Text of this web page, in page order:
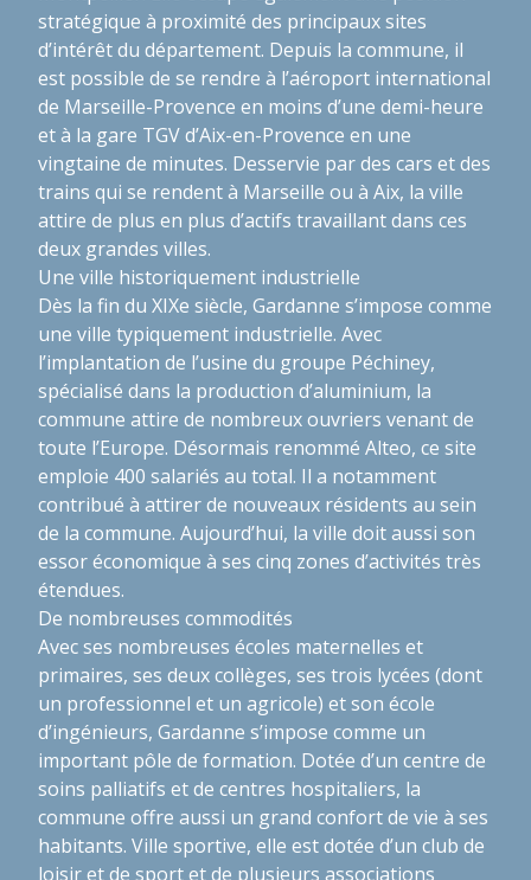
stratégique à proximité des principaux sites
d’intérêt du département. Depuis la commune, il
est possible de se rendre à l’aéroport international
de Marseille-Provence en moins d’une demi-heure
et à la gare TGV d’Aix-en-Provence en une
vingtaine de minutes. Desservie par des cars et des
trains qui se rendent à Marseille ou à Aix, la ville
attire de plus en plus d’actifs travaillant dans ces
deux grandes villes.
Une ville historiquement industrielle
Dès la fin du XIXe siècle, Gardanne s’impose comme
une ville typiquement industrielle. Avec
l’implantation de l’usine du groupe Péchiney,
spécialisé dans la production d’aluminium, la
commune attire de nombreux ouvriers venant de
toute l’Europe. Désormais renommé Alteo, ce site
emploie 400 salariés au total. Il a notamment
contribué à attirer de nouveaux résidents au sein
de la commune. Aujourd’hui, la ville doit aussi son
essor économique à ses cinq zones d’activités très
étendues.
De nombreuses commodités
Avec ses nombreuses écoles maternelles et
primaires, ses deux collèges, ses trois lycées (dont
un professionnel et un agricole) et son école
d’ingénieurs, Gardanne s’impose comme un
important pôle de formation. Dotée d’un centre de
soins palliatifs et de centres hospitaliers, la
commune offre aussi un grand confort de vie à ses
habitants. Ville sportive, elle est dotée d’un club de
loisir et de sport et de plusieurs associations